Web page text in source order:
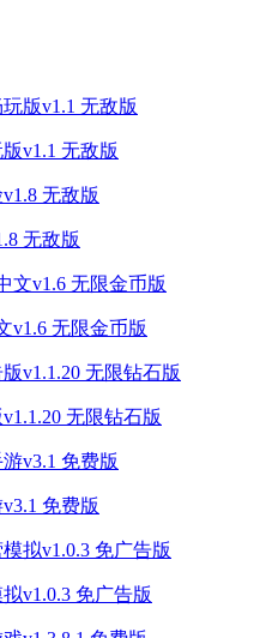
v1.1 无敌版
无敌版
v1.6 无限金币版
无限钻石版
免费版
v1.0.3 免广告版